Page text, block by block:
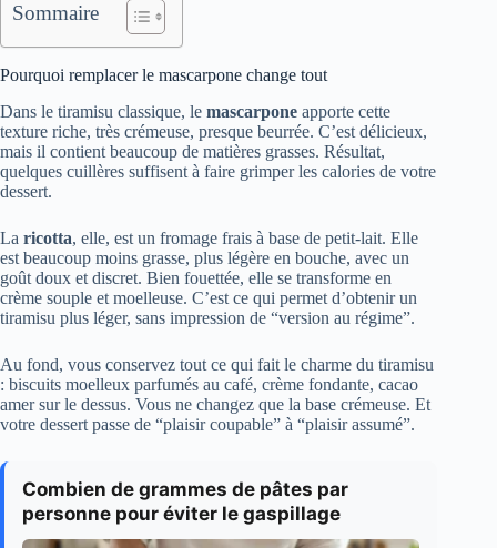
Sommaire
Pourquoi remplacer le mascarpone change tout
Dans le tiramisu classique, le mascarpone apporte cette
texture riche, très crémeuse, presque beurrée. C’est délicieux,
mais il contient beaucoup de matières grasses. Résultat,
quelques cuillères suffisent à faire grimper les calories de votre
dessert.
La ricotta, elle, est un fromage frais à base de petit-lait. Elle
est beaucoup moins grasse, plus légère en bouche, avec un
goût doux et discret. Bien fouettée, elle se transforme en
crème souple et moelleuse. C’est ce qui permet d’obtenir un
tiramisu plus léger, sans impression de “version au régime”.
Au fond, vous conservez tout ce qui fait le charme du tiramisu
: biscuits moelleux parfumés au café, crème fondante, cacao
amer sur le dessus. Vous ne changez que la base crémeuse. Et
votre dessert passe de “plaisir coupable” à “plaisir assumé”.
Combien de grammes de pâtes par
personne pour éviter le gaspillage